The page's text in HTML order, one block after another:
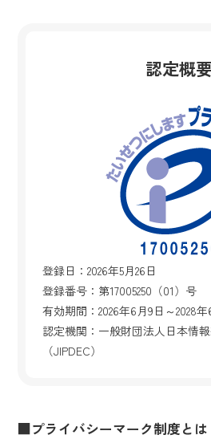
認定概要
登録日：2026年5月26日
登録番号：第17005250（01）号
有効期間：2026年6月9日～2028年
認定機関：一般財団法人日本情
（JIPDEC）
■プライバシーマーク制度とは